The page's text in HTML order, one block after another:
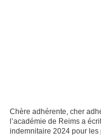
Chère adhérente, cher
l’académie de Reims a
indemnitaire 2024 pour les